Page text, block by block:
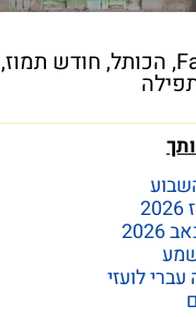
, הכותל, חודש תמוז,
לועזי